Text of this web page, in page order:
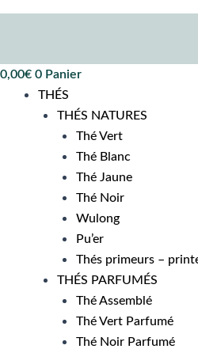
0,00€ 0 Panier
THÉS
THÉS NATURES
Thé Vert
Thé Blanc
Thé Jaune
Thé Noir
Wulong
Pu’er
Thés primeurs –
THÉS PARFUMÉS
Thé Assemblé
Thé Vert Parfumé
Thé Noir Parfumé